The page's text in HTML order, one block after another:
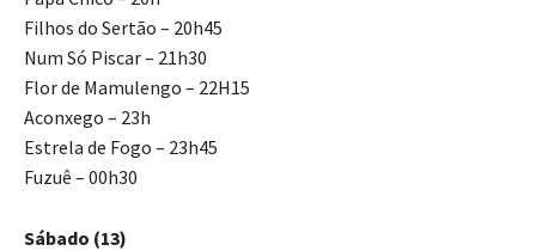
Filhos do Sertão – 20h45
Num Só Piscar – 21h30
Flor de Mamulengo – 22H15
Aconxego – 23h
Estrela de Fogo – 23h45
Fuzuê – 00h30
Sábado (13)